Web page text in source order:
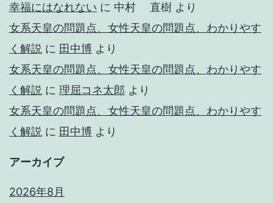
幸福にはなれない に 中村 直樹 より
女系天皇の問題点、女性天皇の問題点、わかりやす
く解説 に 田中博 より
女系天皇の問題点、女性天皇の問題点、わかりやす
く解説 に 理屈コネ太郎 より
女系天皇の問題点、女性天皇の問題点、わかりやす
く解説 に 田中博 より
アーカイブ
2026年8月